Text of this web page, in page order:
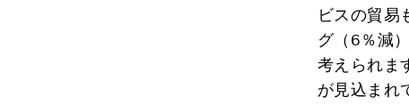
ビスの貿易
グ（6％減
考えられま
が見込まれ